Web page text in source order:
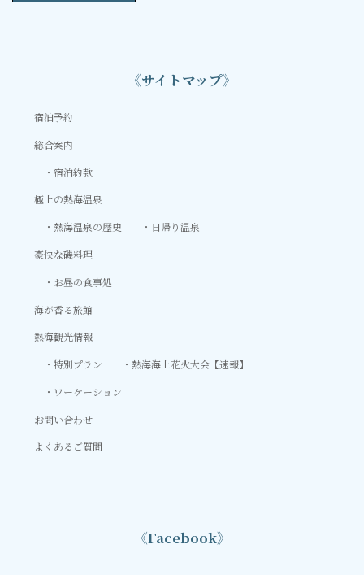
《サイトマップ》
宿泊予約
総合案内
宿泊約款
極上の熱海温泉
熱海温泉の歴史
日帰り温泉
豪快な磯料理
お昼の食事処
海が香る旅館
熱海観光情報
特別プラン
熱海海上花火大会【速報】
ワーケーション
お問い合わせ
よくあるご質問
《Facebook》